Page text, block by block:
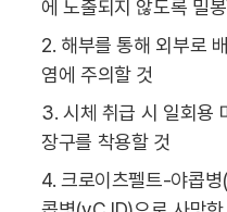
에 노출되지 않도록 밀
2. 해부를 통해 외부로
염에 주의할 것
3. 시체 취급 시 일회용
장구를 착용할 것
4. 크로이츠펠트-야콥